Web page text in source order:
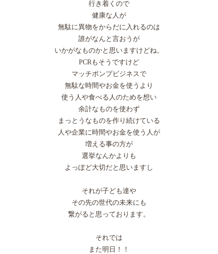
行き着くので
健康な人が
無駄に異物をからだに入れるのは
誰がなんと言おうが
いかがなものかと思いますけどね。
PCRもそうですけど
マッチポンプビジネスで
無駄な時間やお金を使うより
使う人や食べる人のためを想い
余計なものを使わず
まっとうなものを作り続けている
人や企業に時間やお金を使う人が
増える事の方が
選挙なんかよりも
よっぽど大切だと思いますし
それが子ども達や
その先の世代の未来にも
繋がると思っております。
それでは
また明日！！